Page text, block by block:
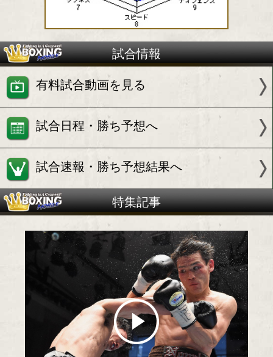
試合情報
有料試合動画を見る
試合日程・勝ち予想へ
試合速報・勝ち予想結果へ